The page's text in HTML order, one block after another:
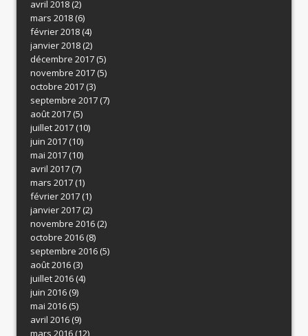
avril 2018(2)
mars 2018(6)
février 2018(4)
janvier 2018(2)
décembre 2017(5)
novembre 2017(5)
octobre 2017(3)
septembre 2017(7)
août 2017(5)
juillet 2017(10)
juin 2017(10)
mai 2017(10)
avril 2017(7)
mars 2017(1)
février 2017(1)
janvier 2017(2)
novembre 2016(2)
octobre 2016(8)
septembre 2016(5)
août 2016(3)
juillet 2016(4)
juin 2016(9)
mai 2016(5)
avril 2016(9)
mars 2016(12)